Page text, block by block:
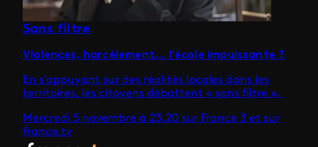
Sans filtre
Violences, harcèlement... l'école impuissante ?
En s'appuyant sur des réalités locales dans les
territoires, les citoyens débattent « sans filtre ».
Mercredi 5 novembre à 23.20 sur France 3 et sur
france.tv